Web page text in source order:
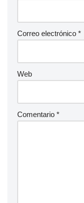
Correo electrónico *
Web
Comentario *